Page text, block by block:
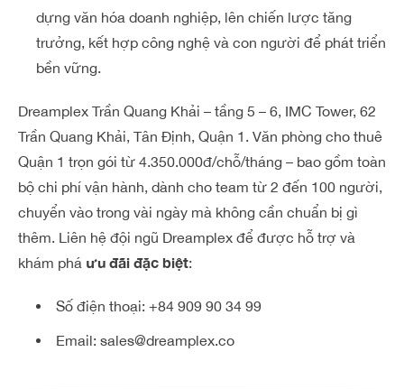
dựng văn hóa doanh nghiệp, lên chiến lược tăng
trưởng, kết hợp công nghệ và con người để phát triển
bền vững.
Dreamplex Trần Quang Khải – tầng 5 – 6, IMC Tower, 62
Trần Quang Khải, Tân Định, Quận 1. Văn phòng cho thuê
Quận 1 trọn gói từ 4.350.000đ/chỗ/tháng – bao gồm toàn
bộ chi phí vận hành, dành cho team từ 2 đến 100 người,
chuyển vào trong vài ngày mà không cần chuẩn bị gì
thêm. Liên hệ đội ngũ Dreamplex để được hỗ trợ và
khám phá ưu đãi đặc biệt:
Số điện thoại: +84 909 90 34 99
Email: sales@dreamplex.co